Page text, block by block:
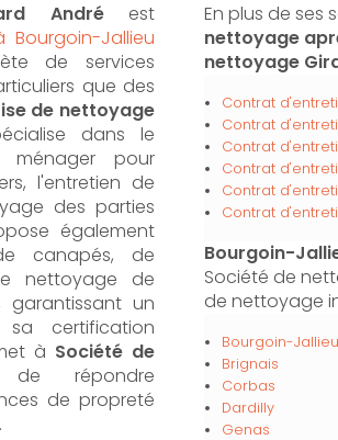
Andréest
Jallieu
de services
que des
de nettoyage
dans le
ménager pour
l'entretien de
des parties
également
canapés, de
nettoyage de
garantissant un
certification
à Société de
répondre
de propreté
En plus de ses
nettoyage
nettoyage
Contrat
Contrat
Contrat
Contrat
Contrat
Contrat
Bourgoin-
Société de
de nettoyage
Bourgoin-Jallieu
Brignais
Corbas
Dardilly
Genas